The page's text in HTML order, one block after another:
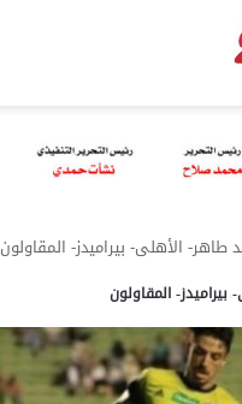
الأهلى- بيراميدز- المقاولون
المقاولون